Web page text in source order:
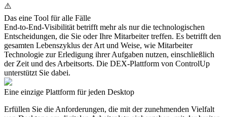
Das eine Tool für alle Fälle
End-to-End-Visibilität betrifft mehr als nur die technologischen
Entscheidungen, die Sie oder Ihre Mitarbeiter treffen. Es betrifft den
gesamten Lebenszyklus der Art und Weise, wie Mitarbeiter
Technologie zur Erledigung ihrer Aufgaben nutzen, einschließlich
der Zeit und des Arbeitsorts. Die DEX-Plattform von ControlUp
unterstützt Sie dabei.
Eine einzige Plattform fürjeden Desktop
Erfüllen Sie die Anforderungen, die mit der zunehmenden Vielfalt